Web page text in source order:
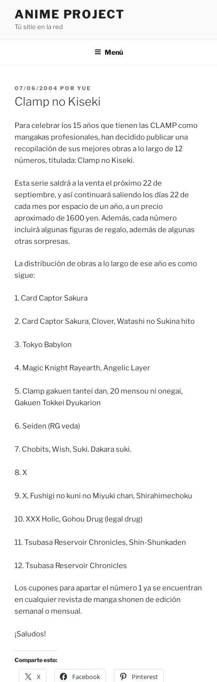
contenido
ANIME PROJECT
Tú sitio en la red
Menú
PUBLICADO
EL
07/06/2004 POR YUE
Clamp no Kiseki
Para celebrar los 15 años que tienen las CLAMP como
mangakas profesionales, han decidido publicar una
recopilación de sus mejores obras a lo largo de 12
números, titulada: Clamp no Kiseki.
Esta serie saldrá a la venta el próximo 22 de
septiembre, y así continuará saliendo los días 22 de
cada mes por espacio de un año, a un precio
aproximado de 1600 yen. Además, cada número
incluirá algunas figuras de regalo, además de algunas
otras sorpresas.
La distribución de obras a lo largo de ese año es como
sigue:
1. Card Captor Sakura
2. Card Captor Sakura, Clover, Watashi no Sukina hito
3. Tokyo Babylon
4. Magic Knight Rayearth, Angelic Layer
5. Clamp gakuen tantei dan, 20 mensou ni onegai,
Gakuen Tokkei Dyukarion
6. Seiden (RG veda)
7. Chobits, Wish, Suki. Dakara suki.
8. X
9. X, Fushigi no kuni no Miyuki chan, Shirahimechoku
10. XXX Holic, Gohou Drug (legal drug)
11. Tsubasa Reservoir Chronicles, Shin-Shunkaden
12. Tsubasa Reservoir Chronicles
Los cupones para apartar el número 1 ya se encuentran
en cualquier revista de manga shonen de edición
semanal o mensual.
¡Saludos!
Comparte esto:
X Facebook Pinterest